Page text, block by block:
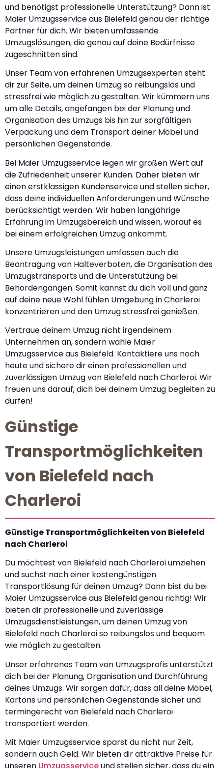
und benötigst professionelle Unterstützung? Dann ist
Maier Umzugsservice aus Bielefeld genau der richtige
Partner für dich. Wir bieten umfassende
Umzugslösungen, die genau auf deine Bedürfnisse
zugeschnitten sind.
Unser Team von erfahrenen Umzugsexperten steht
dir zur Seite, um deinen Umzug so reibungslos und
stressfrei wie möglich zu gestalten. Wir kümmern uns
um alle Details, angefangen bei der Planung und
Organisation des Umzugs bis hin zur sorgfältigen
Verpackung und dem Transport deiner Möbel und
persönlichen Gegenstände.
Bei Maier Umzugsservice legen wir großen Wert auf
die Zufriedenheit unserer Kunden. Daher bieten wir
einen erstklassigen Kundenservice und stellen sicher,
dass deine individuellen Anforderungen und Wünsche
berücksichtigt werden. Wir haben langjährige
Erfahrung im Umzugsbereich und wissen, worauf es
bei einem erfolgreichen Umzug ankommt.
Unsere Umzugsleistungen umfassen auch die
Beantragung von Halteverboten, die Organisation des
Umzugstransports und die Unterstützung bei
Behördengängen. Somit kannst du dich voll und ganz
auf deine neue Wohl fühlen Umgebung in Charleroi
konzentrieren und den Umzug stressfrei genießen.
Vertraue deinem Umzug nicht irgendeinem
Unternehmen an, sondern wähle Maier
Umzugsservice aus Bielefeld. Kontaktiere uns noch
heute und sichere dir einen professionellen und
zuverlässigen Umzug von Bielefeld nach Charleroi. Wir
freuen uns darauf, dich bei deinem Umzug begleiten zu
dürfen!
Günstige
Transportmöglichkeiten
von Bielefeld nach
Charleroi
Günstige Transportmöglichkeiten von Bielefeld
nach Charleroi
Du möchtest von Bielefeld nach Charleroi umziehen
und suchst nach einer kostengünstigen
Transportlösung für deinen Umzug? Dann bist du bei
Maier Umzugsservice aus Bielefeld genau richtig! Wir
bieten dir professionelle und zuverlässige
Umzugsdienstleistungen, um deinen Umzug von
Bielefeld nach Charleroi so reibungslos und bequem
wie möglich zu gestalten.
Unser erfahrenes Team von Umzugsprofis unterstützt
dich bei der Planung, Organisation und Durchführung
deines Umzugs. Wir sorgen dafür, dass all deine Möbel,
Kartons und persönlichen Gegenstände sicher und
termingerecht von Bielefeld nach Charleroi
transportiert werden.
Mit Maier Umzugsservice sparst du nicht nur Zeit,
sondern auch Geld. Wir bieten dir attraktive Preise für